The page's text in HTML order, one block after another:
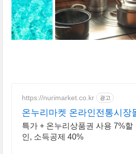
https://nurimarket.co.kr 광고
온누리마켓 온라인전통시장
특가 + 온누리상품권 사용 7%할
인, 소득공제 40%